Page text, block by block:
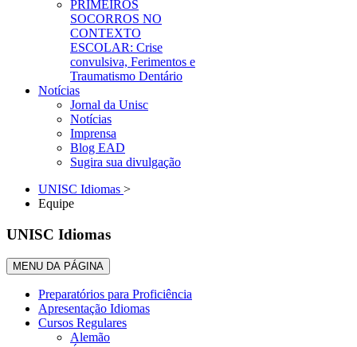
PRIMEIROS
SOCORROS NO
CONTEXTO
ESCOLAR: Crise
convulsiva, Ferimentos e
Traumatismo Dentário
Notícias
Jornal da Unisc
Notícias
Imprensa
Blog EAD
Sugira sua divulgação
UNISC Idiomas >
Equipe
UNISC Idiomas
MENU DA PÁGINA
Preparatórios para Proficiência
Apresentação Idiomas
Cursos Regulares
Alemão